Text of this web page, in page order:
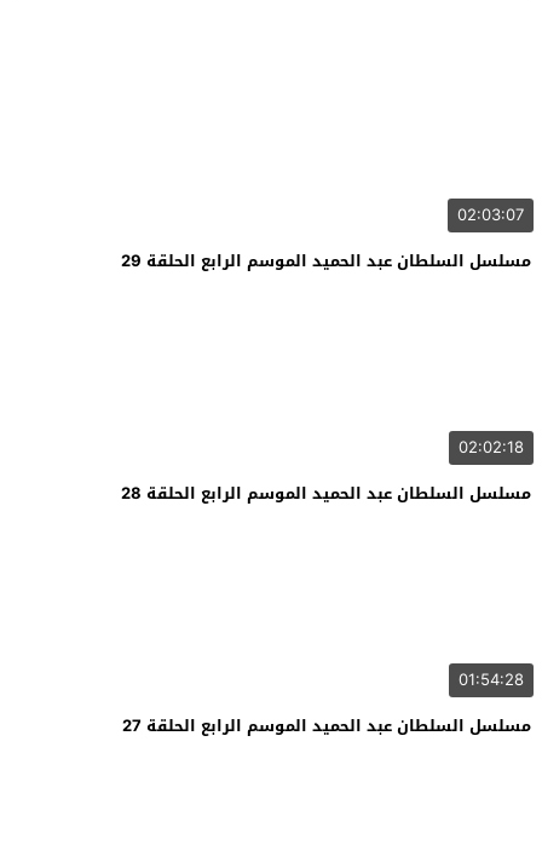
02:03:07
مسلسل السلطان عبد الحميد الموسم الرابع الحلقة 29
02:02:18
مسلسل السلطان عبد الحميد الموسم الرابع الحلقة 28
01:54:28
مسلسل السلطان عبد الحميد الموسم الرابع الحلقة 27